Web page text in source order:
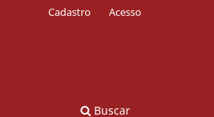
Buscar
Cadastro Acesso